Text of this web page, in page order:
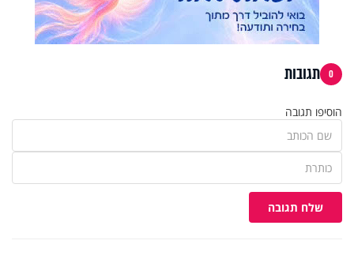
0 תגובות
הוסיפו תגובה
שלח תגובה